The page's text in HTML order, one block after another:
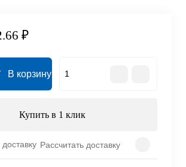
₽
В корзину
Купить в 1 клик
Рассчитать доставку